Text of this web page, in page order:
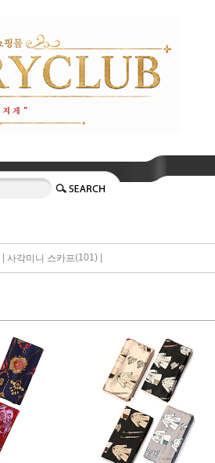
사각미니 스카프(101) |